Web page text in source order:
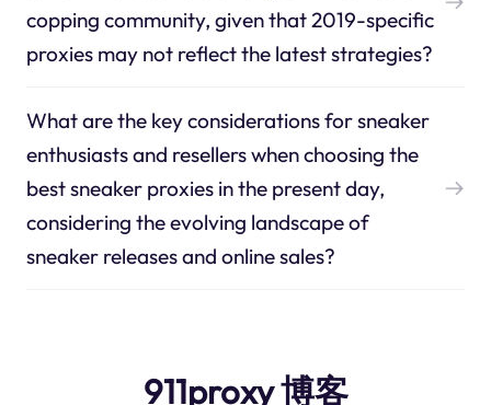
copping community, given that 2019-specific
proxies may not reflect the latest strategies?
What are the key considerations for sneaker
enthusiasts and resellers when choosing the
best sneaker proxies in the present day,
considering the evolving landscape of
sneaker releases and online sales?
911proxy 博客